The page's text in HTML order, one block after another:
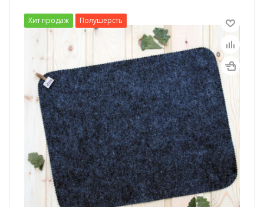
Хит продаж Полушерсть